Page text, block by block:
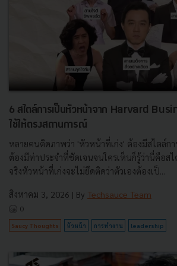
6 สไตล์การเป็นหัวหน้าจาก Harvard
ใช้ให้ตรงสถานการณ์
หลายคนติดภาพว่า 'หัวหน้าที่เก่ง' ต้องมีสไตล์กา
ต้องมีท่าประจำที่ชัดเจนจนใครเห็นก็รู้ว่านี่คือสไ
จริงหัวหน้าที่เก่งจะไม่ยึดติดว่าตัวเองต้องเป็...
สิงหาคม 3, 2026 | By Techsauce Team
0
Saucy Thoughts หัวหน้า การทำงาน leadership